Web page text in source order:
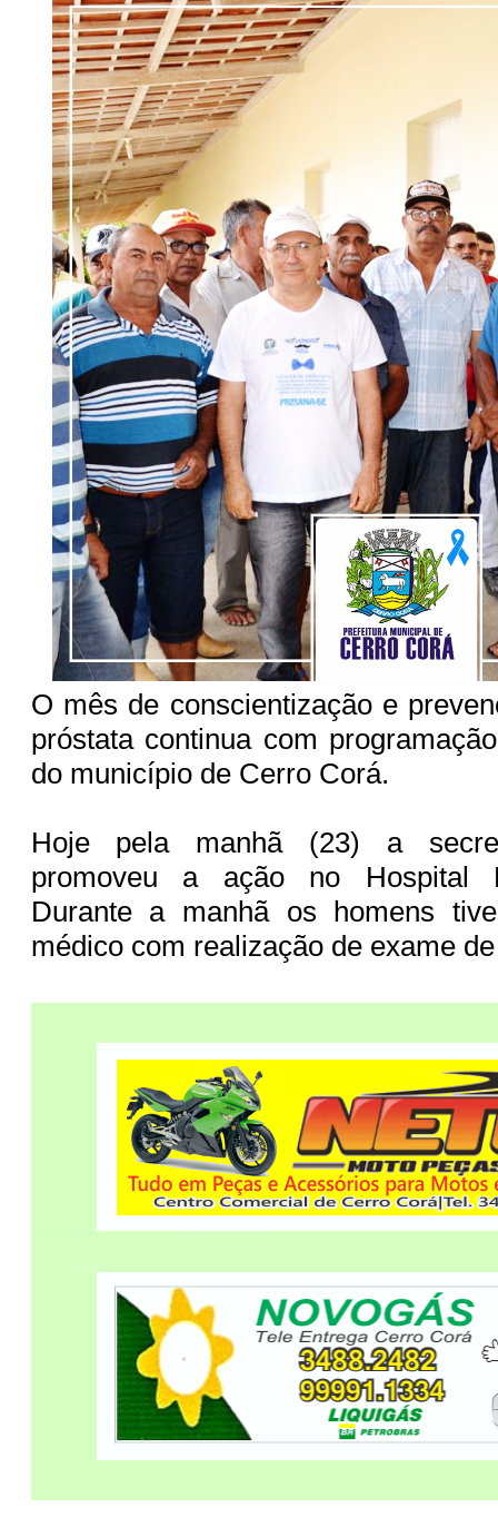
O mês de conscientização e
próstata continua com
do município de Cerro Corá.
Hoje pela manhã (23) a
promoveu a ação no Hospital
Durante a manhã os homens
médico com realização de exame